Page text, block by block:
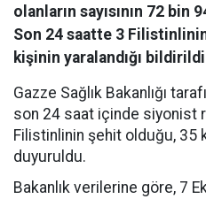
olanların sayısının 72 bin
Son 24 saatte 3
kişinin yaralandığı
Gazze Sağlık Bakanlığı
son 24 saat içinde siyonist
Filistinlinin şehit olduğu, 35
duyuruldu.
Bakanlık verilerine göre, 7